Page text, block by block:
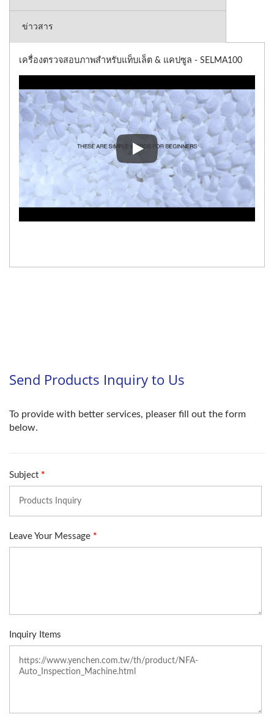
ข่าวสาร
เครื่องตรวจสอบภาพสำหรับแท็บเล็ต & แคปซูล - SELMA100
เครื่องตรวจสอบภาพสำหรับแท็บ